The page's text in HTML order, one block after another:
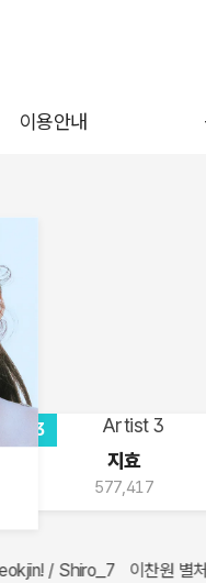
이용안내
3
지효
577,417
빛나는별 언제
또 올게♡ 에이티즈
다 / 쮸안 이찬원 하늘여